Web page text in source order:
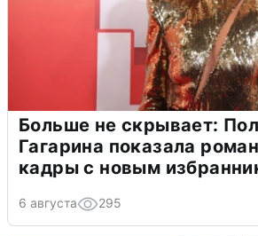
Больше не скрывает:
Гагарина показала
кадры с новым
6 августа 295